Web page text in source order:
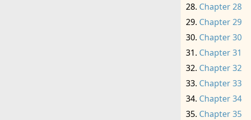
Chapter 28
Chapter 29
Chapter 30
Chapter 31
Chapter 32
Chapter 33
Chapter 34
Chapter 35